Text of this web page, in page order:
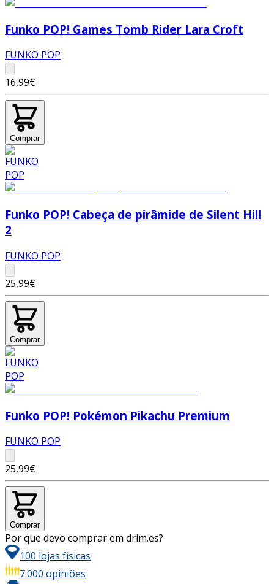
Funko POP! Games Tomb Rider Lara Croft
FUNKO POP
16,99€
Comprar
Funko POP! Cabeça de pirâmide de Silent Hill
2
FUNKO POP
25,99€
Comprar
Funko POP! Pokémon Pikachu Premium
FUNKO POP
25,99€
Comprar
Por que devo comprar em drim.es?
100 lojas físicas
7.000 opiniões